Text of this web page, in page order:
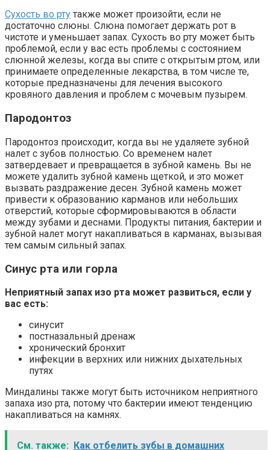
Сухость во рту также может произойти, если не
достаточно слюны. Слюна помогает держать рот в
чистоте и уменьшает запах. Сухость во рту может быть
проблемой, если у вас есть проблемы с состоянием
слюнной железы, когда вы спите с открытым ртом, или
принимаете определенные лекарства, в том числе те,
которые предназначены для лечения высокого
кровяного давления и проблем с мочевым пузырем.
Пародонтоз
Пародонтоз происходит, когда вы не удаляете зубной
налет с зубов полностью. Со временем налет
затвердевает и превращается в зубной камень. Вы не
можете удалить зубной камень щеткой, и это может
вызвать раздражение десен. Зубной камень может
привести к образованию карманов или небольших
отверстий, которые сформировываются в области
между зубами и деснами. Продукты питания, бактерии и
зубной налет могут накапливаться в карманах, вызывая
тем самым сильный запах.
Синус рта или горла
Неприятный запах изо рта может развиться, если у
вас есть:
синусит
постназальный дренаж
хронический бронхит
инфекции в верхних или нижних дыхательных
путях
Миндалины также могут быть источником неприятного
запаха изо рта, потому что бактерии имеют тенденцию
накапливаться на камнях.
См. также: Как отбелить зубы в домашних